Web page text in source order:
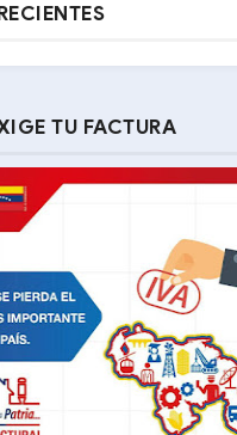
TU FACTURA